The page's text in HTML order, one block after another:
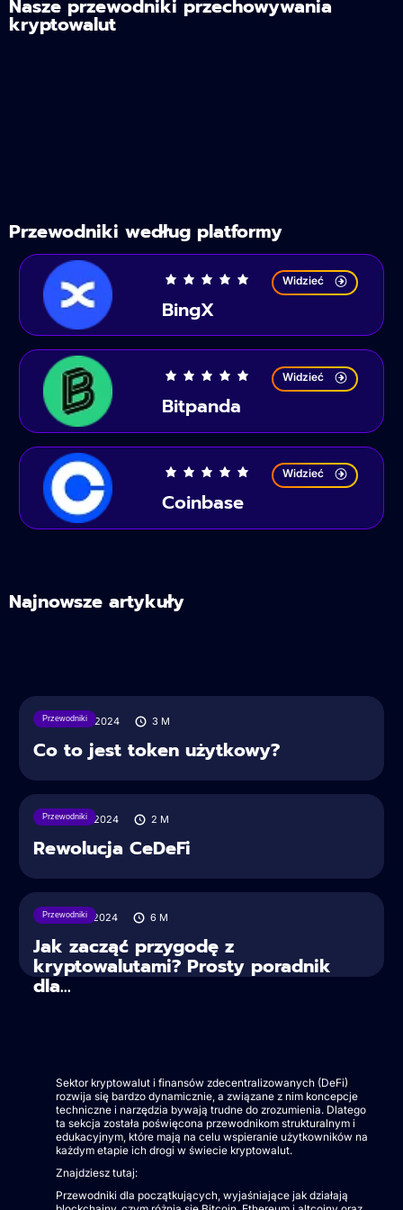
Nasze przewodniki przechowywania
kryptowalut
Przewodniki według platformy
BingX
Widzieć
Bitpanda
Widzieć
Coinbase
Widzieć
Najnowsze artykuły
Przewodniki
29/07/2024 3 M
Co to jest token użytkowy?
Przewodniki
05/07/2024 2 M
Rewolucja CeDeFi
Przewodniki
16/04/2024 6 M
Jak zacząć przygodę z
kryptowalutami? Prosty poradnik
dla...
Sektor kryptowalut i finansów zdecentralizowanych (DeFi)
rozwija się bardzo dynamicznie, a związane z nim koncepcje
techniczne i narzędzia bywają trudne do zrozumienia. Dlatego
ta sekcja została poświęcona przewodnikom strukturalnym i
edukacyjnym, które mają na celu wspieranie użytkowników na
każdym etapie ich drogi w świecie kryptowalut.
Znajdziesz tutaj:
Przewodniki dla początkujących, wyjaśniające jak działają